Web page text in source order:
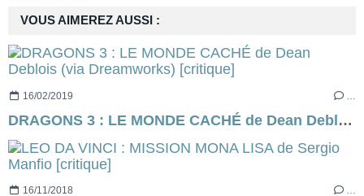
VOUS AIMEREZ AUSSI :
16/02/2019
DRAGONS 3 : LE MONDE CACHÉ de Dean Deblois (via Dreamworks) [critique]
16/11/2018 …